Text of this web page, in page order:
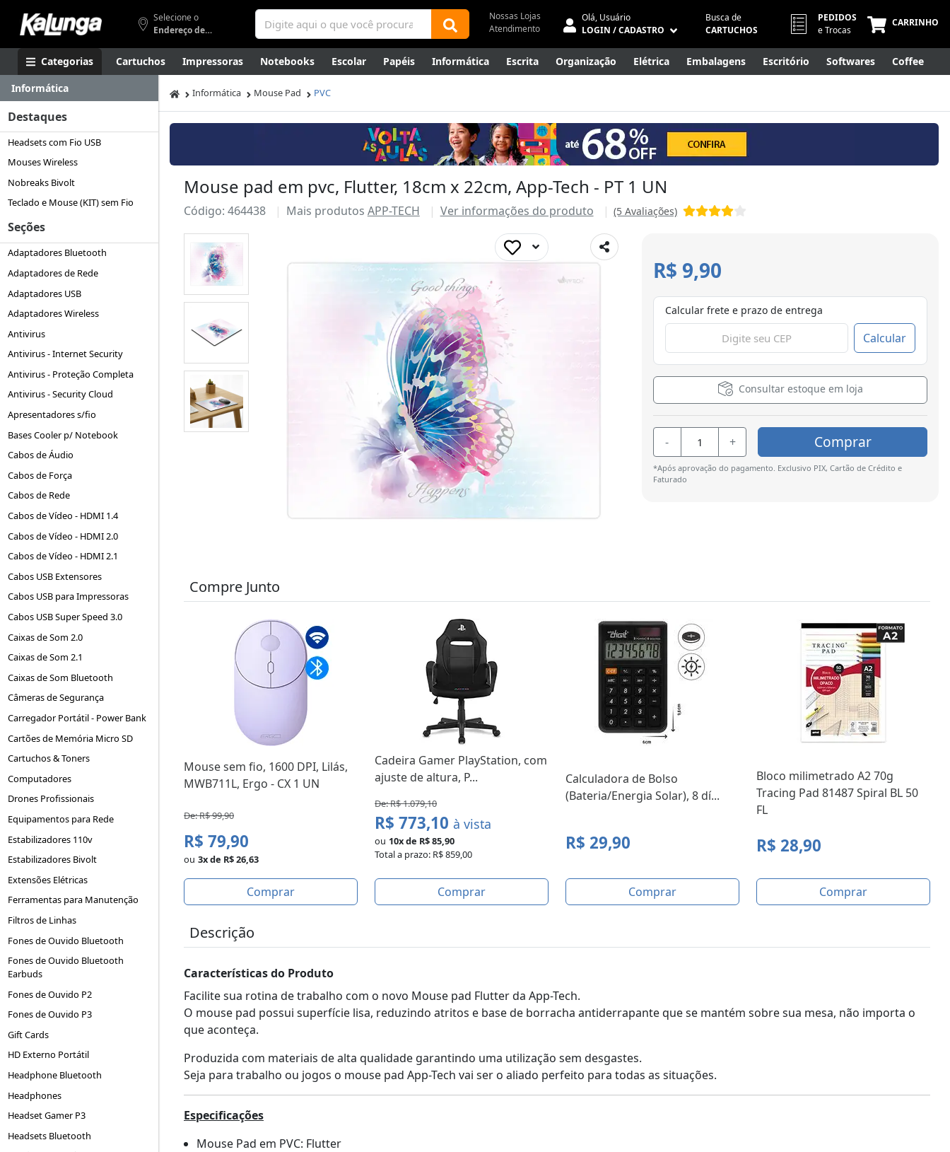
Selecione o
Endereço de entrega
Nossas Lojas
Atendimento
Olá, Usuário
LOGIN / CADASTRO
Busca de
CARTUCHOS
PEDIDOS
e Trocas
CARRINHO
Categorias Cartuchos Impressoras Notebooks Escolar Papéis Informática Escrita Organização Elétrica Embalagens Escritório Softwares Coffee
Apresentação Smartphones Artes Gamers Higiene
Canetas Luxo
Outlet
Informática
Destaques
Headsets com Fio USB
Mouses Wireless
Nobreaks Bivolt
Teclado e Mouse (KIT) sem Fio
Seções
Adaptadores Bluetooth
Adaptadores de Rede
Adaptadores USB
Adaptadores Wireless
Antivirus
Antivirus - Internet Security
Antivirus - Proteção Completa
Antivirus - Security Cloud
Apresentadores s/fio
Bases Cooler p/ Notebook
Cabos de Áudio
Cabos de Força
Cabos de Rede
Cabos de Vídeo - HDMI 1.4
Cabos de Vídeo - HDMI 2.0
Cabos de Vídeo - HDMI 2.1
Cabos USB Extensores
Cabos USB para Impressoras
Cabos USB Super Speed 3.0
Caixas de Som 2.0
Caixas de Som 2.1
Caixas de Som Bluetooth
Câmeras de Segurança
Carregador Portátil - Power Bank
Cartões de Memória Micro SD
Cartuchos & Toners
Computadores
Drones Profissionais
Equipamentos para Rede
Estabilizadores 110v
Estabilizadores Bivolt
Extensões Elétricas
Ferramentas para Manutenção
Filtros de Linhas
Fones de Ouvido Bluetooth
Fones de Ouvido Bluetooth
Earbuds
Fones de Ouvido P2
Fones de Ouvido P3
Gift Cards
HD Externo Portátil
Headphone Bluetooth
Headphones
Headset Gamer P3
Headsets Bluetooth
Informática Mouse Pad PVC
Mouse pad em pvc, Flutter, 18cm x 22cm, App-Tech - PT 1 UN
Código: 464438 Mais produtos APP-TECH Ver informações do produto (5 Avaliações)
R$ 9,90
Calcular frete e prazo de entrega
Calcular
Consultar estoque em loja
- + Comprar
*Após aprovação do pagamento. Exclusivo PIX, Cartão de Crédito e
Faturado
Compre Junto
Mouse sem fio, 1600 DPI, Lilás,
MWB711L, Ergo - CX 1 UN
De: R$ 99,90
R$ 79,90
ou 3x de R$ 26,63
Comprar
Cadeira Gamer PlayStation, com
ajuste de altura, P...
De: R$ 1.079,10
R$ 773,10 à vista
ou 10x de R$ 85,90
Total a prazo: R$ 859,00
Comprar
Calculadora de Bolso
(Bateria/Energia Solar), 8 dí...
R$ 29,90
Comprar
Bloco milimetrado A2 70g
Tracing Pad 81487 Spiral BL 50
FL
R$ 28,90
Comprar
Descrição
Características do Produto
Facilite sua rotina de trabalho com o novo Mouse pad Flutter da App-Tech.
O mouse pad possui superfície lisa, reduzindo atritos e base de borracha antiderrapante que se mantém sobre sua mesa, não importa o
que aconteça.
Produzida com materiais de alta qualidade garantindo uma utilização sem desgastes.
Seja para trabalho ou jogos o mouse pad App-Tech vai ser o aliado perfeito para todas as situações.
Especificações
Mouse Pad em PVC: Flutter